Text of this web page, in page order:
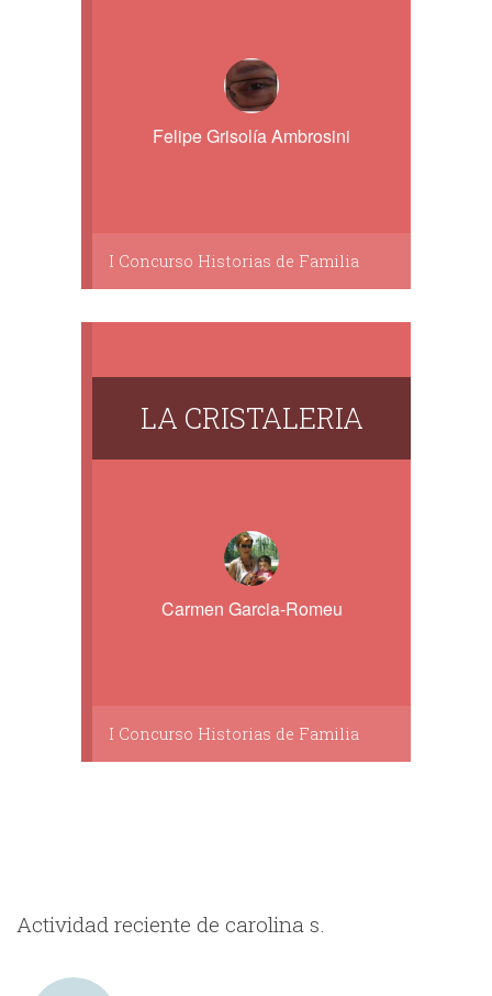
Felipe Grisolía Ambrosini
I Concurso Historias de Familia
LA CRISTALERIA
Carmen Garcia-Romeu
I Concurso Historias de Familia
Actividad reciente de carolina s.